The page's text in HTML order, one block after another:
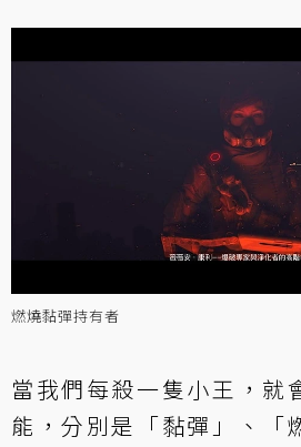
燃燒黏彈持有者
當我們每殺一隻小王，就
能，分別是「黏彈」、「